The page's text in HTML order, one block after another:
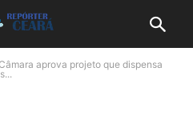
aprova projeto que dispensa